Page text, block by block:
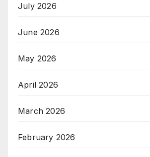
July 2026
June 2026
May 2026
April 2026
March 2026
February 2026